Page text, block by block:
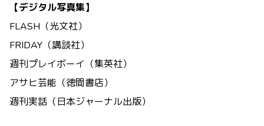
【デジタル写真集】
FLASH（光文社）
FRIDAY（講談社）
週刊プレイボーイ（集英社）
アサヒ芸能（徳間書店）
週刊実話（日本ジャーナル出版）